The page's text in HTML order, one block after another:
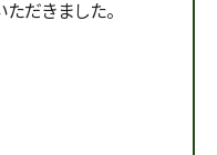
だきました。